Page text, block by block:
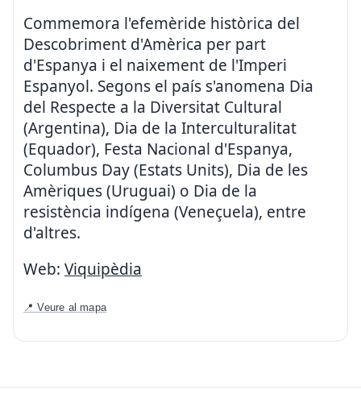
Commemora l'efemèride històrica del
Descobriment d'Amèrica per part
d'Espanya i el naixement de l'Imperi
Espanyol. Segons el país s'anomena Dia
del Respecte a la Diversitat Cultural
(Argentina), Dia de la Interculturalitat
(Equador), Festa Nacional d'Espanya,
Columbus Day (Estats Units), Dia de les
Amèriques (Uruguai) o Dia de la
resistència indígena (Veneçuela), entre
d'altres.
Web: Viquipèdia
📍 Veure al mapa